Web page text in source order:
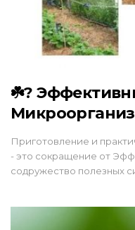
☘️?
Приготовление и
- это сокращение от
содружество полезных